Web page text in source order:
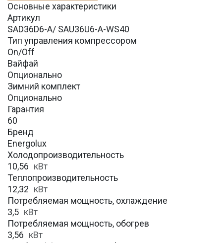
Основные характеристики
Артикул
SAD36D6-A/ SAU36U6-A-WS40
Тип управления компрессором
On/Off
Вайфай
Опционально
Зимний комплект
Опционально
Гарантия
60
Бренд
Energolux
Холодопроизводительность
10,56 кВт
Теплопроизводительность
12,32 кВт
Потребляемая мощность, охлаждение
3,5 кВт
Потребляемая мощность, обогрев
3,56 кВт